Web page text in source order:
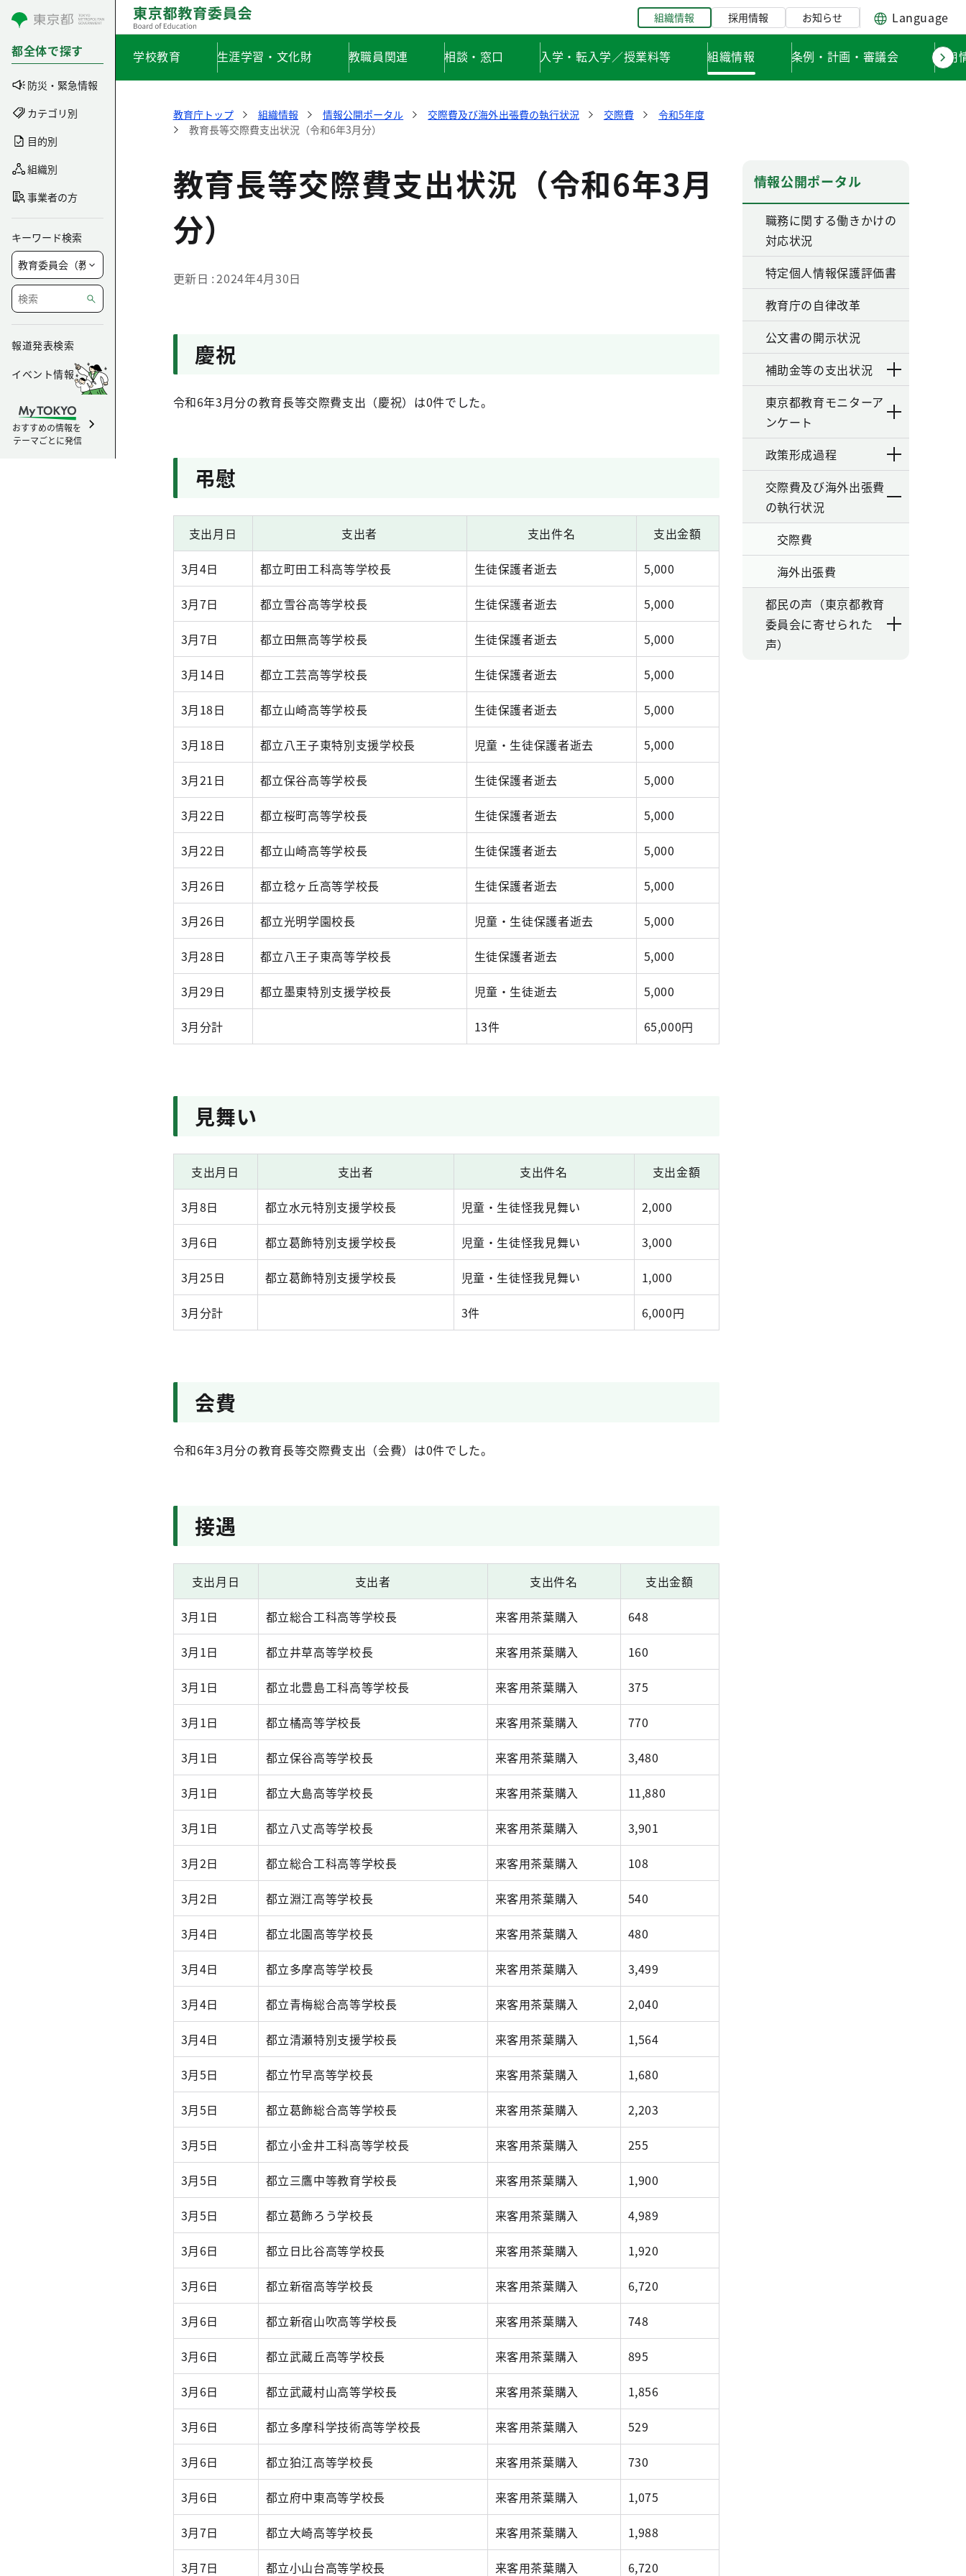
コンテンツにスキップ
都全体で探す
防災・緊急情報
カテゴリ別
目的別
組織別
事業者の方
キーワード検索
報道発表検索
イベント情報
おすすめの情報を
テーマごとに発信
組織情報 採用情報 お知らせ Language
学校教育 生涯学習・文化財 教職員関連 相談・窓口 入学・転入学／授業料等 組織情報 条例・計画・審議会 採用
教育庁トップ 組織情報 情報公開ポータル 交際費及び海外出張費の執行状況 交際費
令和5年度
教育長等交際費支出状況（令和6年3月分）
教育長等交際費支出状況（令和6年3月
分）
更新日 2024年4月30日
慶祝
令和6年3月分の教育長等交際費支出（慶祝）は0件でした。
弔慰
支出月日 支出者 支出件名 支出金額
3月4日 都立町田工科高等学校長 生徒保護者逝去 5,000
3月7日 都立雪谷高等学校長 生徒保護者逝去 5,000
3月7日 都立田無高等学校長 生徒保護者逝去 5,000
3月14日 都立工芸高等学校長 生徒保護者逝去 5,000
3月18日 都立山崎高等学校長 生徒保護者逝去 5,000
3月18日 都立八王子東特別支援学校長 児童・生徒保護者逝去 5,000
3月21日 都立保谷高等学校長 生徒保護者逝去 5,000
3月22日 都立桜町高等学校長 生徒保護者逝去 5,000
3月22日 都立山崎高等学校長 生徒保護者逝去 5,000
3月26日 都立稔ヶ丘高等学校長 生徒保護者逝去 5,000
3月26日 都立光明学園校長 児童・生徒保護者逝去 5,000
3月28日 都立八王子東高等学校長 生徒保護者逝去 5,000
3月29日 都立墨東特別支援学校長 児童・生徒逝去 5,000
3月分計 13件 65,000円
見舞い
支出月日 支出者 支出件名 支出金額
3月8日 都立水元特別支援学校長 児童・生徒怪我見舞い 2,000
3月6日 都立葛飾特別支援学校長 児童・生徒怪我見舞い 3,000
3月25日 都立葛飾特別支援学校長 児童・生徒怪我見舞い 1,000
3月分計 3件 6,000円
会費
令和6年3月分の教育長等交際費支出（会費）は0件でした。
接遇
支出月日 支出者 支出件名 支出金額
3月1日 都立総合工科高等学校長 来客用茶葉購入 648
3月1日 都立井草高等学校長 来客用茶葉購入 160
3月1日 都立北豊島工科高等学校長 来客用茶葉購入 375
3月1日 都立橘高等学校長 来客用茶葉購入 770
3月1日 都立保谷高等学校長 来客用茶葉購入 3,480
3月1日 都立大島高等学校長 来客用茶葉購入 11,880
3月1日 都立八丈高等学校長 来客用茶葉購入 3,901
3月2日 都立総合工科高等学校長 来客用茶葉購入 108
3月2日 都立淵江高等学校長 来客用茶葉購入 540
3月4日 都立北園高等学校長 来客用茶葉購入 480
3月4日 都立多摩高等学校長 来客用茶葉購入 3,499
3月4日 都立青梅総合高等学校長 来客用茶葉購入 2,040
3月4日 都立清瀬特別支援学校長 来客用茶葉購入 1,564
3月5日 都立竹早高等学校長 来客用茶葉購入 1,680
3月5日 都立葛飾総合高等学校長 来客用茶葉購入 2,203
3月5日 都立小金井工科高等学校長 来客用茶葉購入 255
3月5日 都立三鷹中等教育学校長 来客用茶葉購入 1,900
3月5日 都立葛飾ろう学校長 来客用茶葉購入 4,989
3月6日 都立日比谷高等学校長 来客用茶葉購入 1,920
3月6日 都立新宿高等学校長 来客用茶葉購入 6,720
3月6日 都立新宿山吹高等学校長 来客用茶葉購入 748
3月6日 都立武蔵丘高等学校長 来客用茶葉購入 895
3月6日 都立武蔵村山高等学校長 来客用茶葉購入 1,856
3月6日 都立多摩科学技術高等学校長 来客用茶葉購入 529
3月6日 都立狛江高等学校長 来客用茶葉購入 730
3月6日 都立府中東高等学校長 来客用茶葉購入 1,075
3月7日 都立大崎高等学校長 来客用茶葉購入 1,988
3月7日 都立小山台高等学校長 来客用茶葉購入 6,720
情報公開ポータル
職務に関する働きかけの
対応状況
特定個人情報保護評価書
教育庁の自律改革
公文書の開示状況
補助金等の支出状況
東京都教育モニターア
ンケート
政策形成過程
交際費及び海外出張費
の執行状況
交際費
海外出張費
都民の声（東京都教育
委員会に寄せられた
声）